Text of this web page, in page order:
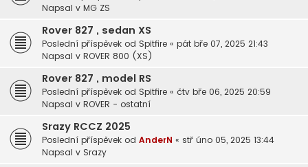
Napsal v MG ZS
Rover 827 , sedan XS
Poslední příspěvek od Spitfire « pát bře 07, 2025 21:43
Napsal v ROVER 800 (XS)
Rover 827 , model RS
Poslední příspěvek od Spitfire « čtv bře 06, 2025 20:59
Napsal v ROVER - ostatní
Srazy RCCZ 2025
Poslední příspěvek od AnderN « stř úno 05, 2025 13:44
Napsal v Srazy